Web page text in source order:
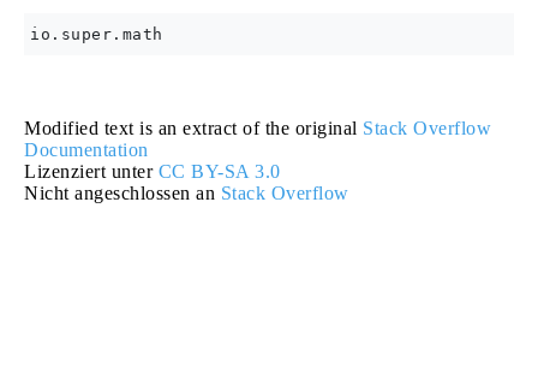
Modified text is an extract of the original Stack Overflow
Documentation
Lizenziert unter CC BY-SA 3.0
Nicht angeschlossen an Stack Overflow